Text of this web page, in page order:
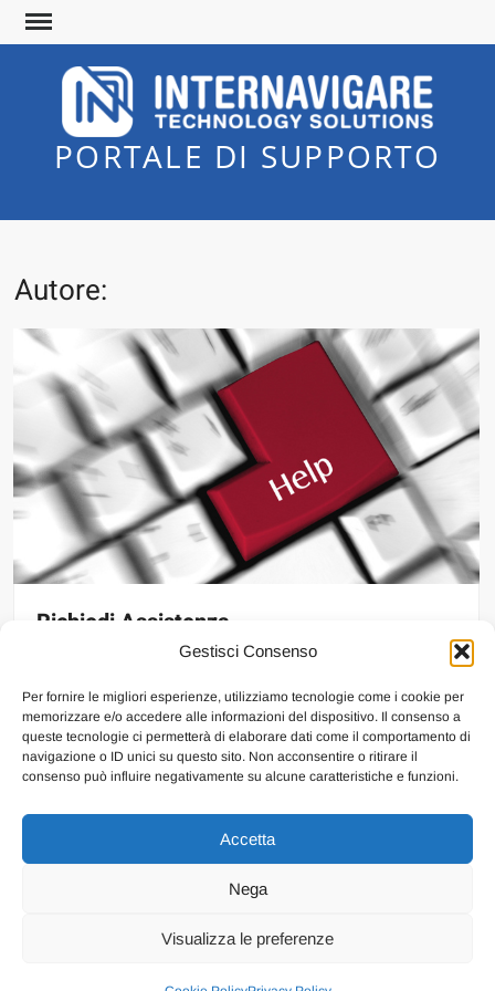
Gestisci Consenso
Per fornire le migliori esperienze, utilizziamo tecnologie come i cookie per
memorizzare e/o accedere alle informazioni del dispositivo. Il consenso a
queste tecnologie ci permetterà di elaborare dati come il comportamento di
navigazione o ID unici su questo sito. Non acconsentire o ritirare il
consenso può influire negativamente su alcune caratteristiche e funzioni.
Accetta
Nega
Visualizza le preferenze
Skip
to
PORTALE DI SUPPORTO
Autore:
Richiedi Assistenza
Internavigare
Cookie Policy